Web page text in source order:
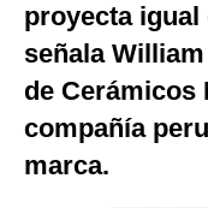
G de Gestión
Notas Contratadas
Podcast
Gestión TV
proyecta igual
señala
de Cerámicos
compañía
marca.